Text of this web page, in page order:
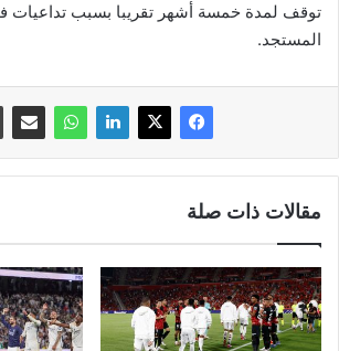
توقف لمدة خمسة أشهر تقريبا بسبب تداعيات
المستجد.
مقالات ذات صلة